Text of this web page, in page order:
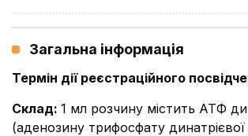
Загальна інформація
Термін дії реєстраційного
Склад: 1 мл розчину містить АТФ
(аденозину трифосфату динатрієвої